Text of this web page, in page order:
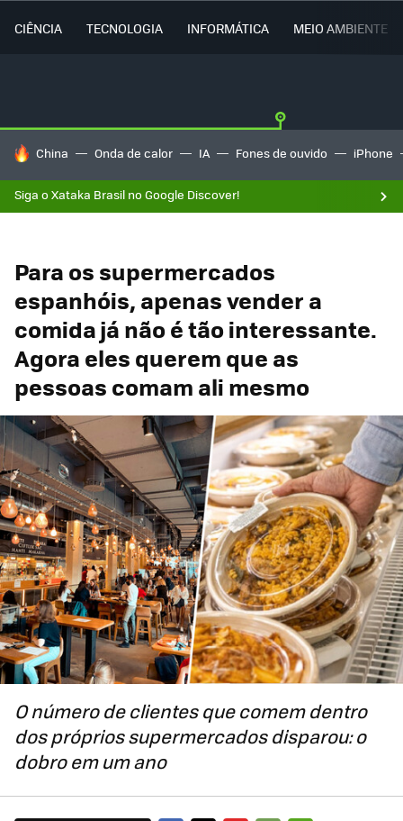
CIÊNCIA TECNOLOGIA INFORMÁTICA MEIO AMBIENTE
TENDÊNCIAS DO DIA
China Onda de calor IA Fones de ouvido iPhone
Siga o Xataka Brasil no Google Discover!
Para os supermercados
espanhóis, apenas vender a
comida já não é tão interessante.
Agora eles querem que as
pessoas comam ali mesmo
O número de clientes que comem dentro
dos próprios supermercados disparou: o
dobro em um ano